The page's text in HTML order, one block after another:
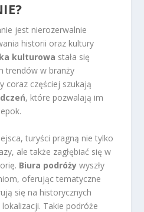
jest nierozerwalnie
historii oraz kultury
kulturowa stała się
trendów w branży
coraz częściej szukają
, które pozwalają im
turyści pragną nie tylko
ale także zagłębiać się w
Biura podróży wyszły
oferując tematyczne
się na historycznych
Takie podróże